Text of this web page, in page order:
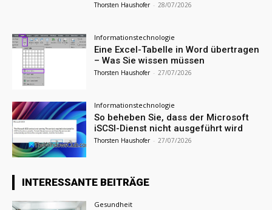
Thorsten Haushofer - 28/07/2026
Informationstechnologie
Eine Excel-Tabelle in Word übertragen
– Was Sie wissen müssen
Thorsten Haushofer - 27/07/2026
Informationstechnologie
So beheben Sie, dass der Microsoft
iSCSI-Dienst nicht ausgeführt wird
Thorsten Haushofer - 27/07/2026
INTERESSANTE BEITRÄGE
Gesundheit